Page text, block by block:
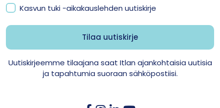
Kasvun tuki -aikakauslehden uutiskirje
Uutiskirjeemme tilaajana saat Itlan ajankohtaisia uutisia
ja tapahtumia suoraan sähköpostiisi.